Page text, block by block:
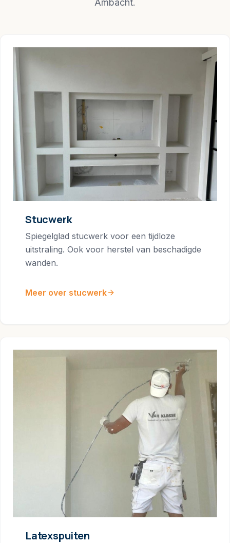
Ambacht.
Stucwerk
Spiegelglad stucwerk voor een tijdloze
uitstraling. Ook voor herstel van beschadigde
wanden.
Meer over stucwerk
Latexspuiten